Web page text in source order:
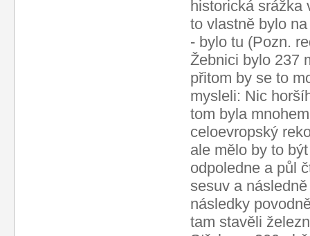
historická srážka
to vlastně bylo
- bylo tu (Pozn.
Žebnici bylo 237
přitom by se to
mysleli: Nic
tom byla
celoevropský
ale mělo by to
odpoledne a půl
sesuv a
následky
tam stavěli